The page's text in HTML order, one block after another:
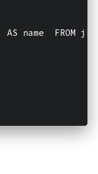
AS name  FROM